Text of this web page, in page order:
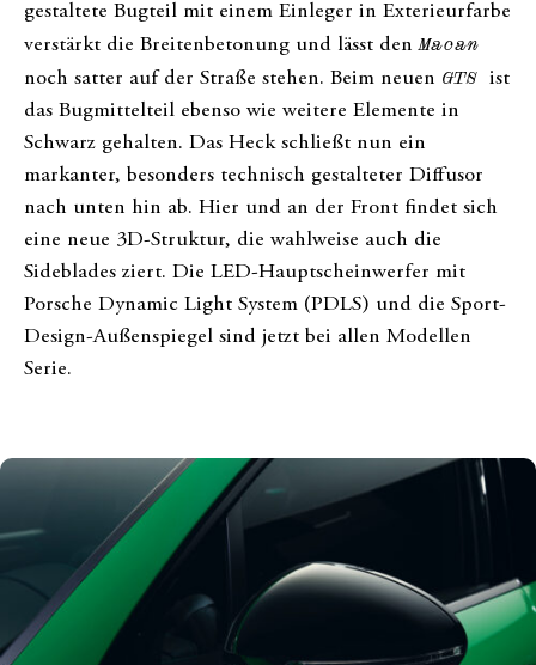
gestaltete Bugteil mit einem Einleger in Exterieurfarbe
verstärkt die Breitenbetonung und lässt denMacan
noch satter auf der Straße stehen. Beim neuen GTS ist
das Bugmittelteil ebenso wie weitere Elemente in
Schwarz gehalten. Das Heck schließt nun ein
markanter, besonders technisch gestalteter Diffusor
nach unten hin ab. Hier und an der Front findet sich
eine neue 3D-Struktur, die wahlweise auch die
Sideblades ziert. Die LED-Hauptscheinwerfer mit
Porsche Dynamic Light System (PDLS) und die Sport-
Design-Außenspiegel sind jetzt bei allen Modellen
Serie.